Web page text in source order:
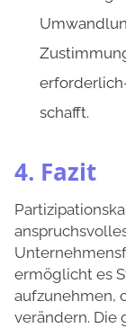
schafft.
4. Fazit
ermöglicht es
aufzunehmen,
verändern. Die